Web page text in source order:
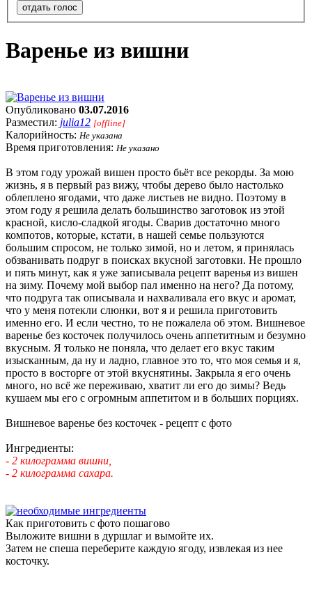
отдать голос
Варенье из вишни
Опубликовано 03.07.2016
Разместил: julia12 [offline]
Калорийность: Не указана
Время приготовления: Не указано
В этом году урожай вишен просто бьёт все рекорды. За мою
жизнь, я в первый раз вижу, чтобы дерево было настолько
облеплено ягодами, что даже листьев не видно. Поэтому в
этом году я решила делать большинство заготовок из этой
красной, кисло-сладкой ягоды. Сварив достаточно много
компотов, которые, кстати, в нашей семье пользуются
большим спросом, не только зимой, но и летом, я принялась
обзванивать подруг в поисках вкусной заготовки. Не прошло
и пять минут, как я уже записывала рецепт варенья из вишен
на зиму. Почему мой выбор пал именно на него? Да потому,
что подруга так описывала и нахваливала его вкус и аромат,
что у меня потекли слюнки, вот я и решила приготовить
именно его. И если честно, то не пожалела об этом. Вишневое
варенье без косточек получилось очень аппетитным и безумно
вкусным. Я только не поняла, что делает его вкус таким
изысканным, да ну и ладно, главное это то, что моя семья и я,
просто в восторге от этой вкуснятины. Закрыла я его очень
много, но всё же переживаю, хватит ли его до зимы? Ведь
кушаем мы его с огромным аппетитом и в больших порциях.
Вишневое варенье без косточек - рецепт с фото
Ингредиенты:
- 2 килограмма вишни,
- 2 килограмма сахара.
Как приготовить с фото пошагово
Выложите вишни в дуршлаг и вымойте их.
Затем не спеша переберите каждую ягоду, извлекая из нее
косточку.